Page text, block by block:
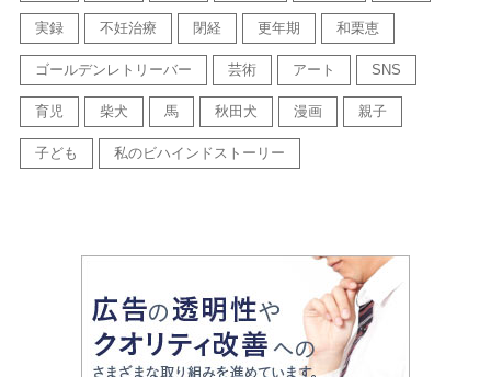
実録 不妊治療 閉経 更年期 和栗恵
ゴールデンレトリーバー 芸術 アート SNS
育児 柴犬 馬 秋田犬 漫画 親子
子ども 私のビハインドストーリー